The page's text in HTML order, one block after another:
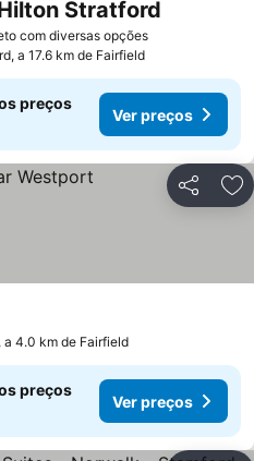
com diversas opções
Stratford
a 17.6 km de Fairfield
preços
Ver preços
Partilhar
a 4.0 km de Fairfield
preços
Ver preços